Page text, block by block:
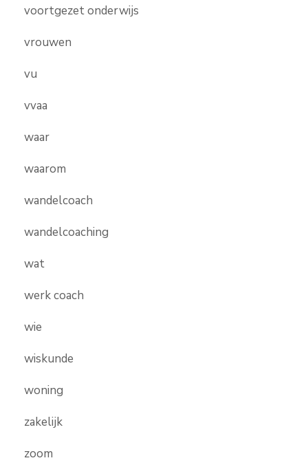
voortgezet onderwijs
vrouwen
vu
vvaa
waar
waarom
wandelcoach
wandelcoaching
wat
werk coach
wie
wiskunde
woning
zakelijk
zoom